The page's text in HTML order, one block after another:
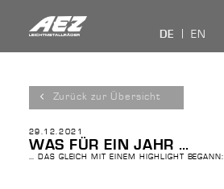
DE EN
Zurück zur Übersicht
29.12.2021
WAS FÜR EIN JAHR …
… DAS GLEICH MIT EINEM HIGHLIGHT BEGANN: